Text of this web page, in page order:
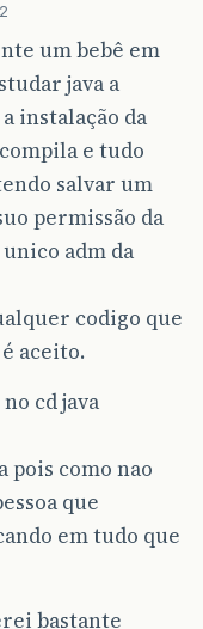
um bebê em
java a
instalação da
e tudo
salvar um
permissão da
adm da
codigo que
aceito.
cd java
como nao
que
em tudo que
bastante